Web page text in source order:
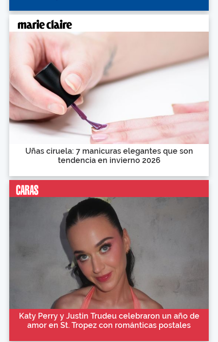
Uñas ciruela: 7 manicuras elegantes que son
tendencia en invierno 2026
Katy Perry y Justin Trudeu celebraron un año de
amor en St. Tropez con románticas postales